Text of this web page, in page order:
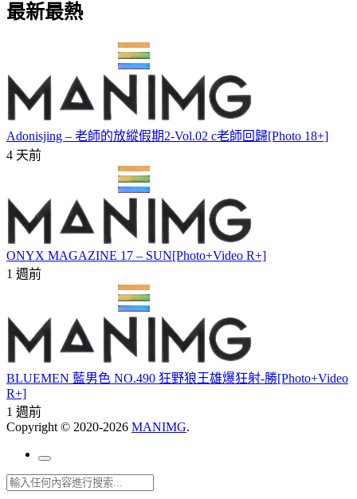
最新最熱
Adonisjing – 老師的放縱假期2-Vol.02 c老師回歸[Photo 18+]
4 天前
ONYX MAGAZINE 17 – SUN[Photo+Video R+]
1 週前
BLUEMEN 藍男色 NO.490 狂野狼王雄爆狂射-勝[Photo+Video
R+]
1 週前
Copyright © 2020-2026 MANIMG.